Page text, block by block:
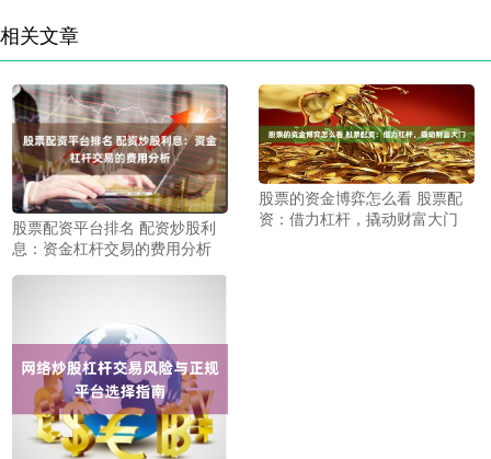
相关文章
股票配资平台排名 配资炒股利
息：资金杠杆交易的费用分析
股票的资金博弈怎么看 股票配
资：借力杠杆，撬动财富大门